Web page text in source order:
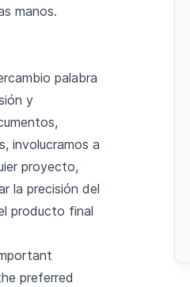
manos.
palabra
y
involucramos a
proyecto,
la precisión del
producto final
preferred